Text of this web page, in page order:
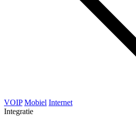
VOIP Mobiel Internet
Integratie